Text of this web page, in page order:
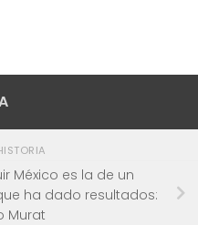
México es la de un
ha dado resultados:
Murat